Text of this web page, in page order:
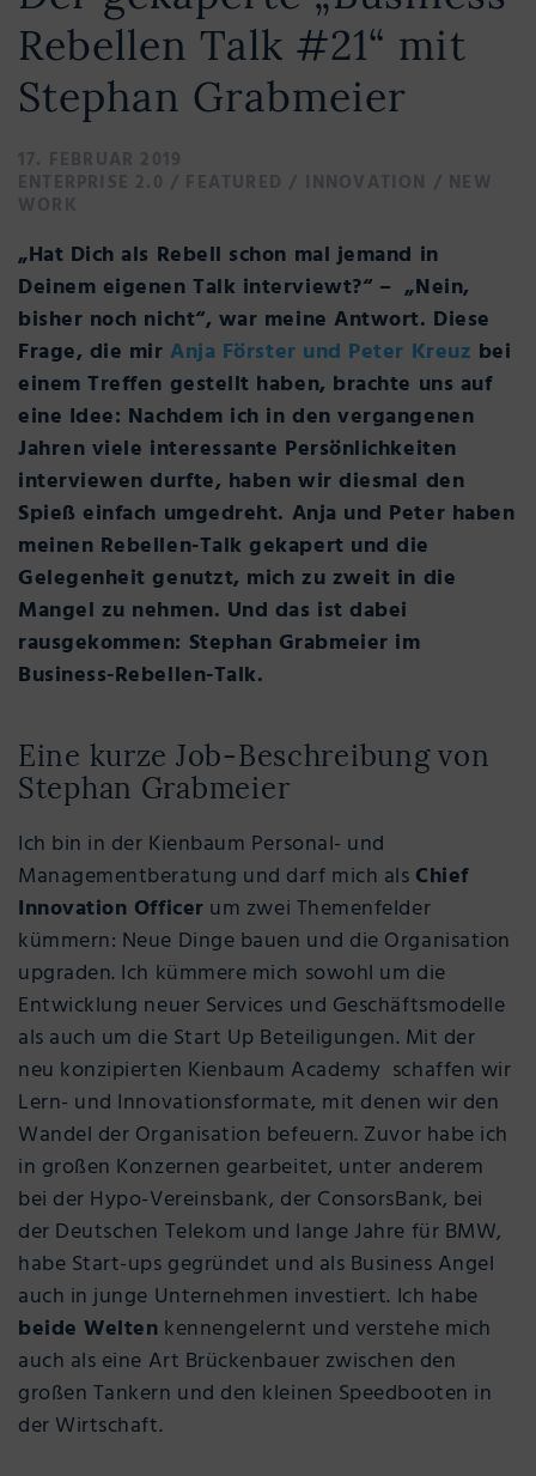
Rebellen Talk #21“ mit
Stephan Grabmeier
17. FEBRUAR 2019
ENTERPRISE 2.0 / FEATURED / INNOVATION / NEW
WORK
„Hat Dich als Rebell schon mal jemand in
Deinem eigenen Talk interviewt?“ – „Nein,
bisher noch nicht“, war meine Antwort. Diese
Frage, die mirAnja Förster und Peter Kreuz bei
einem Treffen gestellt haben, brachte uns auf
eine Idee: Nachdem ich in den vergangenen
Jahren viele interessante Persönlichkeiten
interviewen durfte, haben wir diesmal den
Spieß einfach umgedreht. Anja und Peter haben
meinen Rebellen-Talk gekapert und die
Gelegenheit genutzt, mich zu zweit in die
Mangel zu nehmen. Und das ist dabei
rausgekommen: Stephan Grabmeier im
Business-Rebellen-Talk.
Eine kurze Job-Beschreibung von
Stephan Grabmeier
Ich bin in der Kienbaum Personal- und
Managementberatung und darf mich als Chief
Innovation Officer um zwei Themenfelder
kümmern: Neue Dinge bauen und die Organisation
upgraden. Ich kümmere mich sowohl um die
Entwicklung neuer Services und Geschäftsmodelle
als auch um die Start Up Beteiligungen. Mit der
neu konzipierten Kienbaum Academy schaffen wir
Lern- und Innovationsformate, mit denen wir den
Wandel der Organisation befeuern. Zuvor habe ich
in großen Konzernen gearbeitet, unter anderem
bei der Hypo-Vereinsbank, der ConsorsBank, bei
der Deutschen Telekom und lange Jahre für BMW,
habe Start-ups gegründet und als Business Angel
auch in junge Unternehmen investiert. Ich habe
beide Welten kennengelernt und verstehe mich
auch als eine Art Brückenbauer zwischen den
großen Tankern und den kleinen Speedbooten in
der Wirtschaft.